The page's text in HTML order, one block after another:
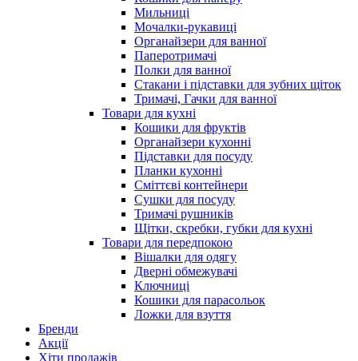
Мильниці
Мочалки-рукавиці
Органайзери для ванної
Паперотримачі
Полки для ванної
Стакани і підставки для зубних щіток
Тримачі, Гачки для ванної
Товари для кухні
Кошики для фруктів
Органайзери кухонні
Підставки для посуду
Планки кухонні
Сміттєві контейнери
Сушки для посуду
Тримачі рушників
Щітки, скребки, губки для кухні
Товари для передпокою
Вішалки для одягу
Дверні обмежувачі
Ключниці
Кошики для парасольок
Ложки для взуття
Бренди
Акції
Хіти продажів